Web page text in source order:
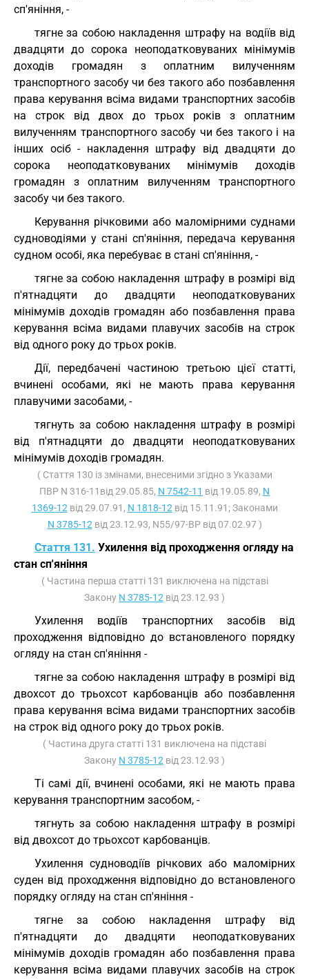
сп'яніння, -
тягне за собою накладення штрафу на водіїв від
двадцяти до сорока неоподатковуваних мінімумів
доходів громадян з оплатним вилученням
транспортного засобу чи без такого або позбавлення
права керування всіма видами транспортних засобів
на строк від двох до трьох років з оплатним
вилученням транспортного засобу чи без такого і на
інших осіб - накладення штрафу від двадцяти до
сорока неоподатковуваних мінімумів доходів
громадян з оплатним вилученням транспортного
засобу чи без такого.
Керування річковими або маломірними суднами
судноводіями у стані сп'яніння, передача керування
судном особі, яка перебуває в стані сп'яніння, -
тягне за собою накладення штрафу в розмірі від
п'ятнадцяти до двадцяти неоподатковуваних
мінімумів доходів громадян або позбавлення права
керування всіма видами плавучих засобів на строк
від одного року до трьох років.
Дії, передбачені частиною третьою цієї статті,
вчинені особами, які не мають права керування
плавучими засобами, -
тягнуть за собою накладення штрафу в розмірі
від п'ятнадцяти до двадцяти неоподатковуваних
мінімумів доходів громадян.
( Стаття 130 із змінами, внесеними згідно з Указами
ПВР N 316-11від 29.05.85, N 7542-11 від 19.05.89, N
1369-12 від 29.07.91, N 1818-12 від 15.11.91; Законами
N 3785-12 від 23.12.93, N55/97-ВР від 07.02.97 )
Стаття 131. Ухилення від проходження огляду на
стан сп'яніння
( Частина перша статті 131 виключена на підставі
Закону N 3785-12 від 23.12.93 )
Ухилення водіїв транспортних засобів від
проходження відповідно до встановленого порядку
огляду на стан сп'яніння -
тягне за собою накладення штрафу в розмірі від
двохсот до трьохсот карбованців або позбавлення
права керування всіма видами транспортних засобів
на строк від одного року до трьох років.
( Частина друга статті 131 виключена на підставі
Закону N 3785-12 від 23.12.93 )
Ті самі дії, вчинені особами, які не мають права
керування транспортним засобом, -
тягнуть за собою накладення штрафу в розмірі
від двохсот до трьохсот карбованців.
Ухилення судноводіїв річкових або маломірних
суден від проходження відповідно до встановленого
порядку огляду на стан сп'яніння -
тягне за собою накладення штрафу від
п'ятнадцяти до двадцяти неоподатковуваних
мінімумів доходів громадян або позбавлення права
керування всіма видами плавучих засобів на строк